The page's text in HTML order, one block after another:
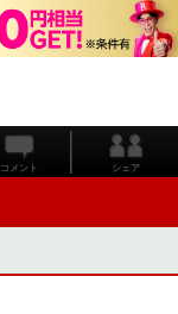
コメント シェア